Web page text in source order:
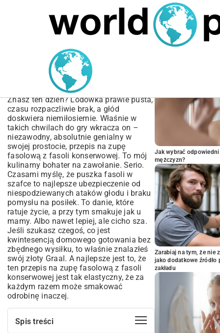
MARIUSZ ŁAMAGA 04.10.2025
Przepis na zupę fasolową
z fasoli konserwowej |
Prosty i Szybki Obiad
Znasz ten dzień? Lodówka prawie pusta,
czasu rozpaczliwie brak, a głód
doskwiera niemiłosiernie. Właśnie w
takich chwilach do gry wkracza on –
niezawodny, absolutnie genialny w
swojej prostocie, przepis na zupę
fasolową z fasoli konserwowej. To mój
kulinarny bohater na zawołanie. Serio.
Czasami myślę, że puszka fasoli w
szafce to najlepsze ubezpieczenie od
niespodziewanych ataków głodu i braku
pomysłu na posiłek. To danie, które
ratuje życie, a przy tym smakuje jak u
mamy. Albo nawet lepiej, ale cicho sza.
Jeśli szukasz czegoś, co jest
kwintesencją domowego gotowania bez
zbędnego wysiłku, to właśnie znalazłeś
swój złoty Graal. A najlepsze jest to, że
ten przepis na zupę fasolową z fasoli
konserwowej jest tak elastyczny, że za
każdym razem może smakować
odrobinę inaczej.
Spis treści
Jak wybrać
mężczyzn?
Zarabiaj na tym, że nie
jako dodatkowe
zakładu